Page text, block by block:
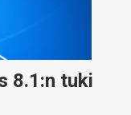
8.1:n tuki